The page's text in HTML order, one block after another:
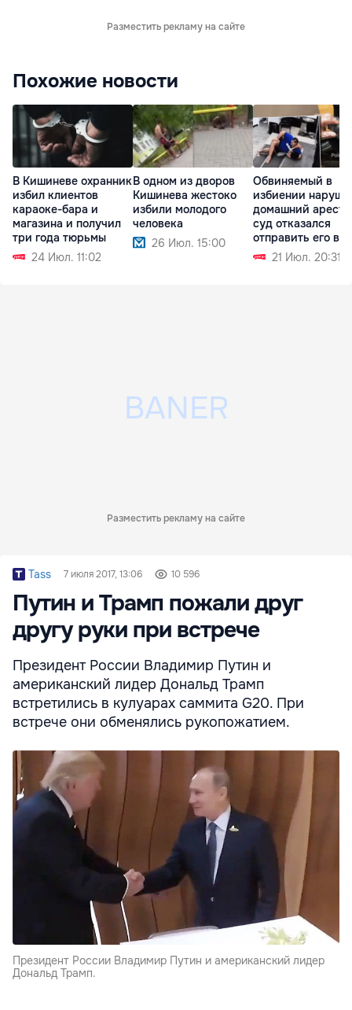
Разместить рекламу на сайте
Похожие новости
В Кишиневе охранник
избил клиентов
караоке-бара и
магазина и получил
три года тюрьмы
24 Июл. 11:02
В одном из дворов
Кишинева жестоко
избили молодого
человека
26 Июл. 15:00
Обвиняемый в
избиении
домашний арест,
суд отказался
отправить его в
СИЗО21 Июл. 20:31
Разместить рекламу на сайте
Tass 7 июля 2017, 13:06 10 596
Путин и Трамп пожали друг
другу руки при встрече
Президент России Владимир Путин и
американский лидер Дональд Трамп
встретились в кулуарах саммита G20. При
встрече они обменялись рукопожатием.
Президент России Владимир Путин и американский лидер
Дональд Трамп.